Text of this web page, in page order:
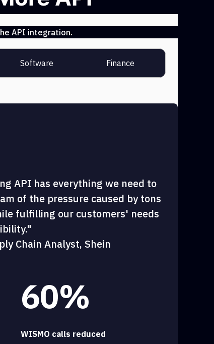
API integration.
Software Finance
API has everything we need to
of the pressure caused by tons
fulfilling our customers' needs
Chain Analyst, Shein
60%
WISMO calls reduced